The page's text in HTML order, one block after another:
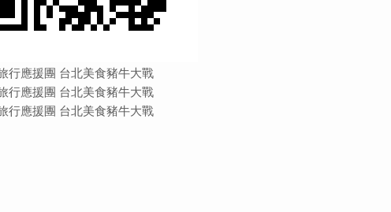
行應援團 台北美食豬牛大戰
行應援團 台北美食豬牛大戰
行應援團 台北美食豬牛大戰